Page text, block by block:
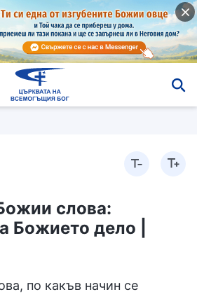
слова:
Божието дело |
по какъв начин се